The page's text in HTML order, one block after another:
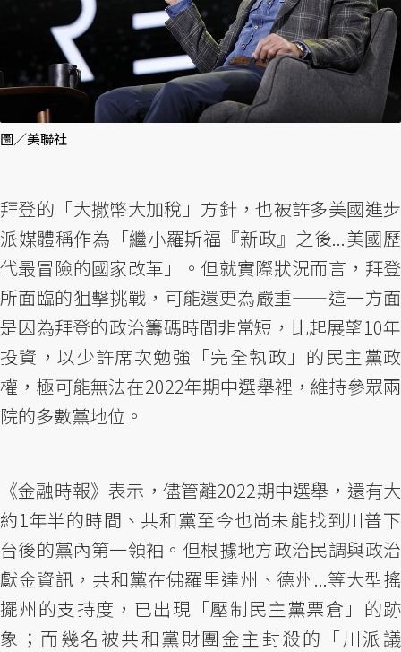
圖／美聯社
拜登的「大撒幣大加稅」方針，也被許多美國進步
派媒體稱作為「繼小羅斯福『新政』之後...美國歷
代最冒險的國家改革」。但就實際狀況而言，拜登
所面臨的狙擊挑戰，可能還更為嚴重——這一方面
是因為拜登的政治籌碼時間非常短，比起展望10年
投資，以少許席次勉強「完全執政」的民主黨政
權，極可能無法在2022年期中選舉裡，維持參眾兩
院的多數黨地位。
《金融時報》表示，儘管離2022期中選舉，還有大
約1年半的時間、共和黨至今也尚未能找到川普下
台後的黨內第一領袖。但根據地方政治民調與政治
獻金資訊，共和黨在佛羅里達州、德州...等大型搖
擺州的支持度，已出現「壓制民主黨票倉」的跡
象；而幾名被共和黨財團金主封殺的「川派議